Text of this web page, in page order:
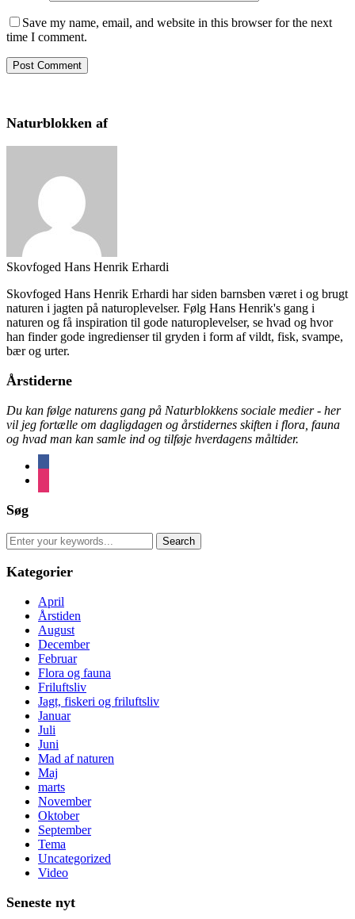
Save my name, email, and website in this browser for the next
time I comment.
Naturblokken af
Skovfoged Hans Henrik Erhardi
Skovfoged Hans Henrik Erhardi har siden barnsben været i og brugt
naturen i jagten på naturoplevelser. Følg Hans Henrik's gang i
naturen og få inspiration til gode naturoplevelser, se hvad og hvor
han finder gode ingredienser til gryden i form af vildt, fisk, svampe,
bær og urter.
Årstiderne
Du kan følge naturens gang på Naturblokkens sociale medier - her
vil jeg fortælle om dagligdagen og årstidernes skiften i flora, fauna
og hvad man kan samle ind og tilføje hverdagens måltider.
Søg
Search
for:
Kategorier
April
Årstiden
August
December
Februar
Flora og fauna
Friluftsliv
Jagt, fiskeri og friluftsliv
Januar
Juli
Juni
Mad af naturen
Maj
marts
November
Oktober
September
Tema
Uncategorized
Video
Seneste nyt